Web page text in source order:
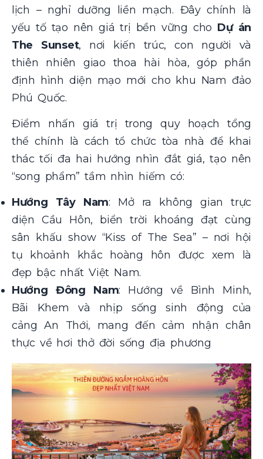
lịch – nghỉ dưỡng liền mạch. Đây chính là
yếu tố tạo nên giá trị bền vững cho Dự án
The Sunset, nơi kiến trúc, con người và
thiên nhiên giao thoa hài hòa, góp phần
định hình diện mạo mới cho khu Nam đảo
Phú Quốc.
Điểm nhấn giá trị trong quy hoạch tổng
thể chính là cách tổ chức tòa nhà để khai
thác tối đa hai hướng nhìn đắt giá, tạo nên
“song phẩm” tầm nhìn hiếm có:
Hướng Tây Nam: Mở ra không gian trực
diện Cầu Hôn, biển trời khoáng đạt cùng
sân khấu show “Kiss of The Sea” – nơi hội
tụ khoảnh khắc hoàng hôn được xem là
đẹp bậc nhất Việt Nam.
Hướng Đông Nam: Hướng về Bình Minh,
Bãi Khem và nhịp sống sinh động của
cảng An Thới, mang đến cảm nhận chân
thực về hơi thở đời sống địa phương